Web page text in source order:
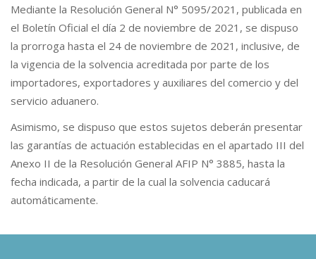
Mediante la Resolución General N° 5095/2021, publicada en
el Boletín Oficial el día 2 de noviembre de 2021, se dispuso
la prorroga hasta el 24 de noviembre de 2021, inclusive, de
la vigencia de la solvencia acreditada por parte de los
importadores, exportadores y auxiliares del comercio y del
servicio aduanero.
Asimismo, se dispuso que estos sujetos deberán presentar
las garantías de actuación establecidas en el apartado III del
Anexo II de la Resolución General AFIP N° 3885, hasta la
fecha indicada, a partir de la cual la solvencia caducará
automáticamente.